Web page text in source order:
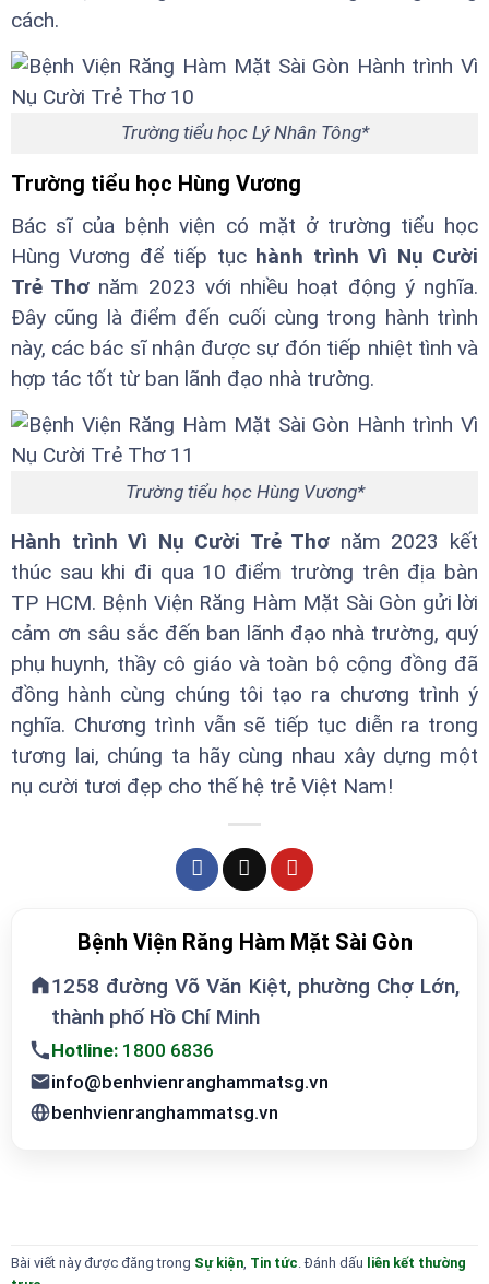
cách.
Trường tiểu học Lý Nhân Tông*
Trường tiểu học Hùng Vương
Bác sĩ của bệnh viện có mặt ở trường tiểu học
Hùng Vương để tiếp tục hành trình Vì Nụ Cười
Trẻ Thơ năm 2023 với nhiều hoạt động ý nghĩa.
Đây cũng là điểm đến cuối cùng trong hành trình
này, các bác sĩ nhận được sự đón tiếp nhiệt tình và
hợp tác tốt từ ban lãnh đạo nhà trường.
Trường tiểu học Hùng Vương*
Hành trình Vì Nụ Cười Trẻ Thơ năm 2023 kết
thúc sau khi đi qua 10 điểm trường trên địa bàn
TP HCM. Bệnh Viện Răng Hàm Mặt Sài Gòn gửi lời
cảm ơn sâu sắc đến ban lãnh đạo nhà trường, quý
phụ huynh, thầy cô giáo và toàn bộ cộng đồng đã
đồng hành cùng chúng tôi tạo ra chương trình ý
nghĩa. Chương trình vẫn sẽ tiếp tục diễn ra trong
tương lai, chúng ta hãy cùng nhau xây dựng một
nụ cười tươi đẹp cho thế hệ trẻ Việt Nam!
Bệnh Viện Răng Hàm Mặt Sài Gòn
1258 đường Võ Văn Kiệt, phường Chợ Lớn,
thành phố Hồ Chí Minh
Hotline: 1800 6836
info@benhvienranghammatsg.vn
benhvienranghammatsg.vn
Bài viết này được đăng trong Sự kiện Tin tức . Đánh dấu liên kết thường